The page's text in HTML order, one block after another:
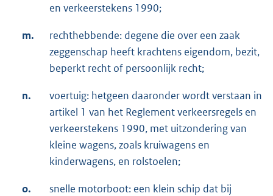
en verkeerstekens 1990;
m.
rechthebbende: degene die over een zaak
zeggenschap heeft krachtens eigendom, bezit,
beperkt recht of persoonlijk recht;
n.
voertuig: hetgeen daaronder wordt verstaan in
artikel 1 van het Reglement verkeersregels en
verkeerstekens 1990, met uitzondering van
kleine wagens, zoals kruiwagens en
kinderwagens, en rolstoelen;
o.
snelle motorboot: een klein schip dat bij